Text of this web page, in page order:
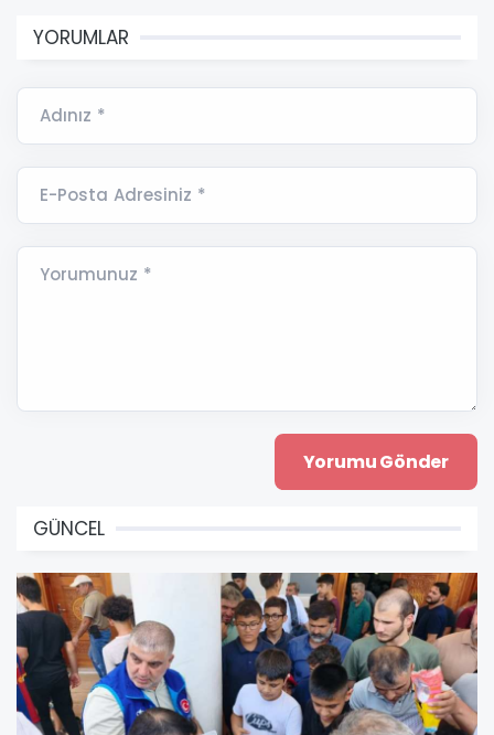
YORUMLAR
Adınız *
E-Posta Adresiniz *
Yorumunuz *
GÜNCEL